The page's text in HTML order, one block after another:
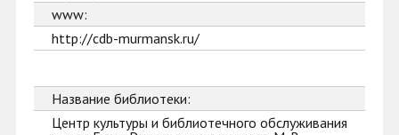
www:
http://cdb-murmansk.ru/
Название библиотеки:
Центр культуры и библиотечного обслуживания